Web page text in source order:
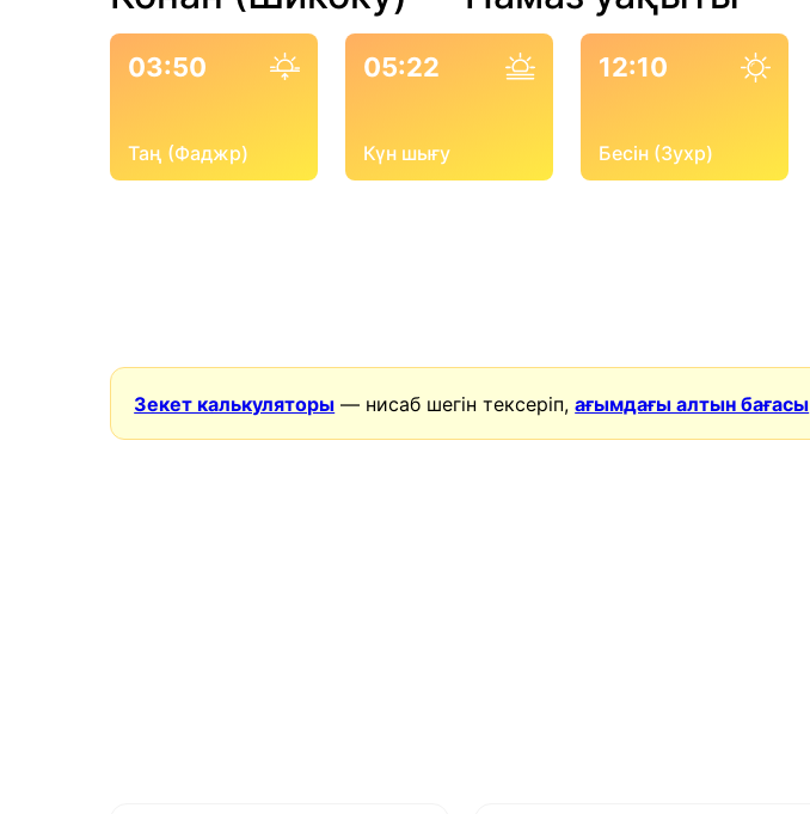
03:50
Таң (Фаджр)
05:22
Күн шығу
12:10
Бесін (Зухр)
Зекет калькуляторы — нисаб шегін тексеріп,ағымдағы алтын бағасы